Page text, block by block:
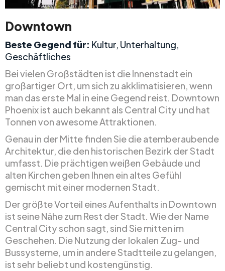
Downtown
Beste Gegend für: Kultur, Unterhaltung,
Geschäftliches
Bei vielen Großstädten ist die Innenstadt ein
großartiger Ort, um sich zu akklimatisieren, wenn
man das erste Mal in eine Gegend reist. Downtown
Phoenix ist auch bekannt als Central City und hat
Tonnen von awesome Attraktionen.
Genau in der Mitte finden Sie die atemberaubende
Architektur, die den historischen Bezirk der Stadt
umfasst. Die prächtigen weißen Gebäude und
alten Kirchen geben Ihnen ein altes Gefühl
gemischt mit einer modernen Stadt.
Der größte Vorteil eines Aufenthalts in Downtown
ist seine Nähe zum Rest der Stadt. Wie der Name
Central City schon sagt, sind Sie mitten im
Geschehen. Die Nutzung der lokalen Zug- und
Bussysteme, um in andere Stadtteile zu gelangen,
ist sehr beliebt und kostengünstig.